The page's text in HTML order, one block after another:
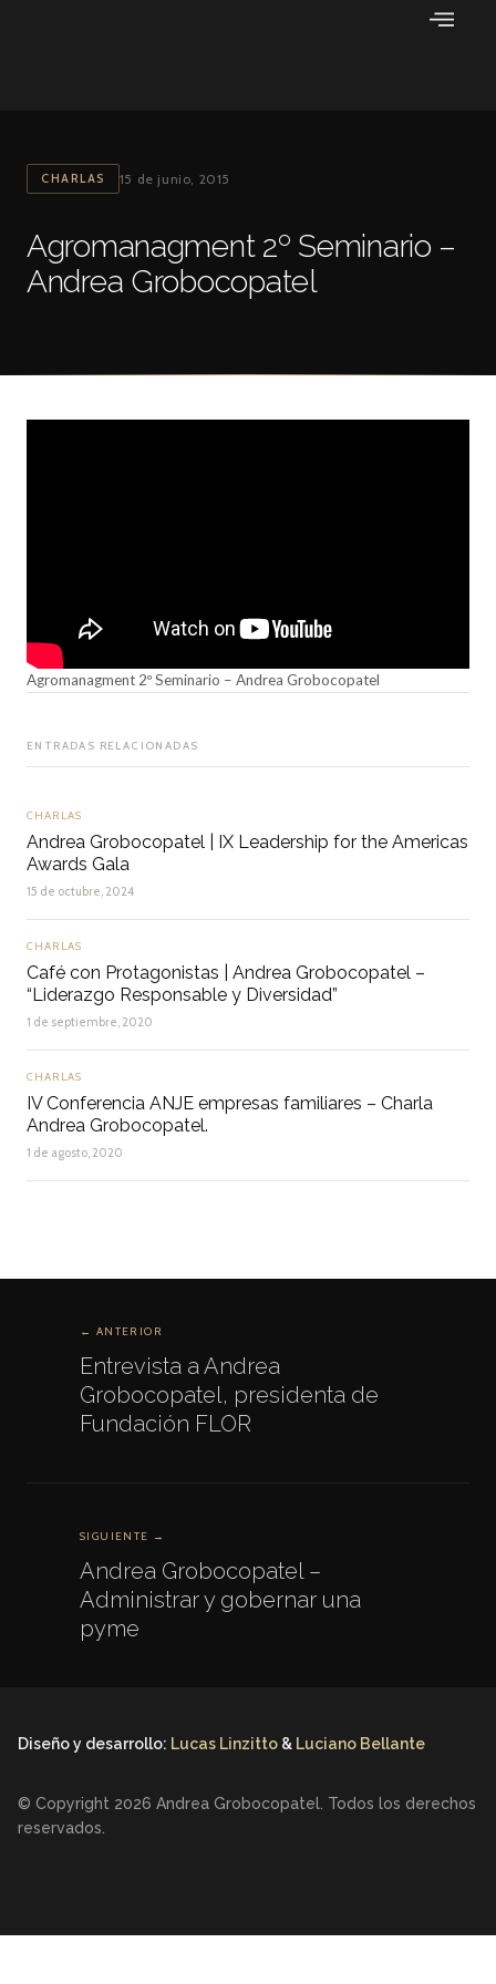
CHARLAS 15 de junio, 2015
Agromanagment 2º Seminario –
Andrea Grobocopatel
Agromanagment 2º Seminario – Andrea Grobocopatel
ENTRADAS RELACIONADAS
CHARLAS
Andrea Grobocopatel | IX Leadership for the Americas
Awards Gala
15 de octubre, 2024
CHARLAS
Café con Protagonistas | Andrea Grobocopatel –
“Liderazgo Responsable y Diversidad”
1 de septiembre, 2020
CHARLAS
IV Conferencia ANJE empresas familiares – Charla
Andrea Grobocopatel.
1 de agosto, 2020
← ANTERIOR
Entrevista a Andrea
Grobocopatel, presidenta de
Fundación FLOR
SIGUIENTE →
Andrea Grobocopatel –
Administrar y gobernar una
pyme
Diseño y desarrollo: Lucas Linzitto & Luciano Bellante
© Copyright 2026 Andrea Grobocopatel. Todos los derechos
reservados.